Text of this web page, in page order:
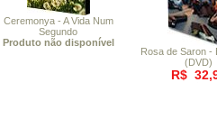
Ceremonya - A Vida Num
Segundo
Produto não disponível
Rosa de Saron -
(DVD)
R$